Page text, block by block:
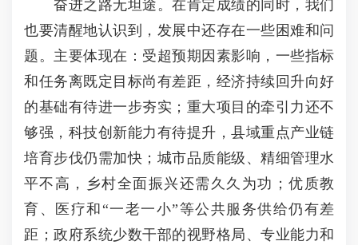
奋进之路无坦途。在肯定成绩的同时，我们
也要清醒地认识到，发展中还存在一些困难和问
题。主要体现在：受超预期因素影响，一些指标
和任务离既定目标尚有差距，经济持续回升向好
的基础有待进一步夯实；重大项目的牵引力还不
够强，科技创新能力有待提升，县域重点产业链
培育步伐仍需加快；城市品质能级、精细管理水
平不高，乡村全面振兴还需久久为功；优质教
育、医疗和“一老一小”等公共服务供给仍有差
距；政府系统少数干部的视野格局、专业能力和